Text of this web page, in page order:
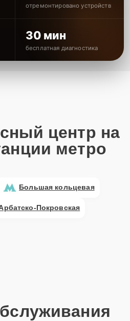
отремонтировано устройств
30 мин
бесплатная диагностика
центр на
метро
Большая кольцевая
Покровская